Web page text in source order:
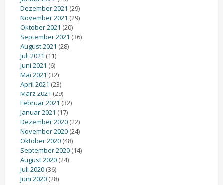
Dezember 2021 (29)
November 2021 (29)
Oktober 2021 (20)
September 2021 (36)
August 2021 (28)
Juli 2021 (11)
Juni 2021 (6)
Mai 2021 (32)
April 2021 (23)
März 2021 (29)
Februar 2021 (32)
Januar 2021 (17)
Dezember 2020 (22)
November 2020 (24)
Oktober 2020 (48)
September 2020 (14)
August 2020 (24)
Juli 2020 (36)
Juni 2020 (28)